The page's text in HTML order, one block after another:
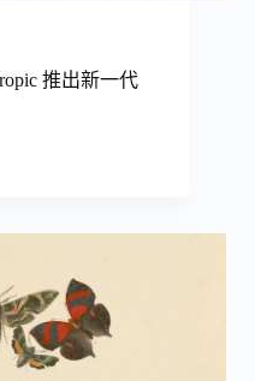
推出新一代